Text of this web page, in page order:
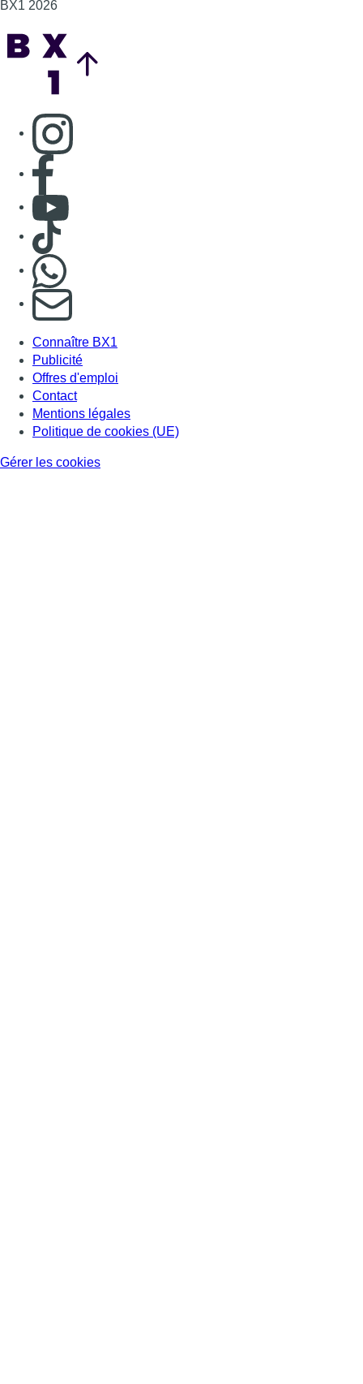
BX1 2026
Consulter page Instagram
Consulter page Facebook
Consulter Youtube
Consulter TikTok
S'abonner à notre newsletter
Connaître BX1
Publicité
Offres d'emploi
Contact
Mentions légales
Politique de cookies (UE)
Gérer les cookies